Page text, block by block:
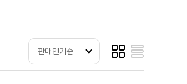
판매인기순